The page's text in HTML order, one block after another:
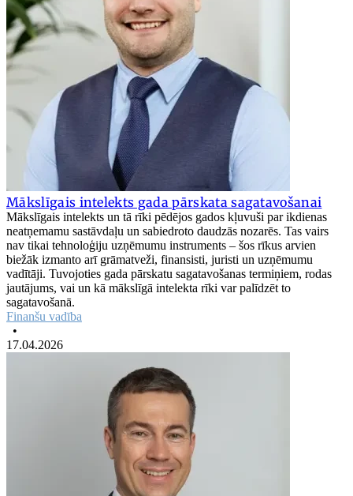
Mākslīgais intelekts gada pārskata sagatavošanai
Mākslīgais intelekts un tā rīki pēdējos gados kļuvuši par ikdienas
neatņemamu sastāvdaļu un sabiedroto daudzās nozarēs. Tas vairs
nav tikai tehnoloģiju uzņēmumu instruments – šos rīkus arvien
biežāk izmanto arī grāmatveži, finansisti, juristi un uzņēmumu
vadītāji. Tuvojoties gada pārskatu sagatavošanas termiņiem, rodas
jautājums, vai un kā mākslīgā intelekta rīki var palīdzēt to
sagatavošanā.
Finanšu vadība
•
17.04.2026